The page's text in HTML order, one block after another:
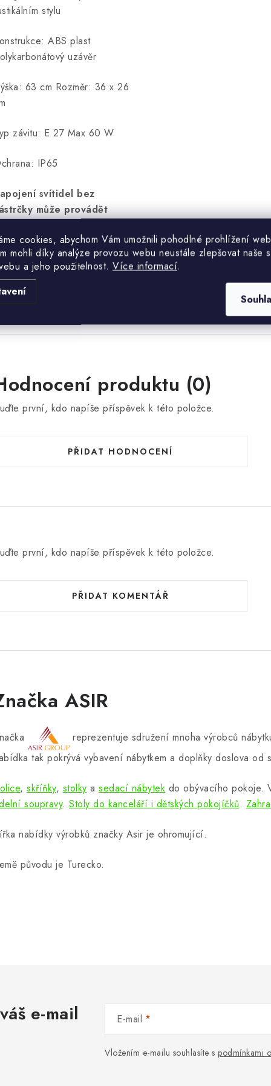
cookies, abychom Vám umožnili pohodlné prohlížení
mohli díky analýze provozu webu neustále zlepšovat naše
a jeho použitelnost. Více informací.
stylu
ABS plast
uzávěr
63 cm Rozměr: 36 x 26
závitu: E 27 Max 60 W
IP65
svítidel bez
může provádět
nejsou součástí
produktu (0)
první, kdo napíše příspěvek k této položce.
PŘIDAT HODNOCENÍ
první, kdo napíše příspěvek k této položce.
PŘIDAT KOMENTÁŘ
ASIR
reprezentuje sdružení mnoha výrobců
tak pokrývá vybavení nábytkem a doplňky doslova od
, skříňky, stolky a sedací nábytek do obývacího pokoje.
soupravy. Stoly do kanceláří i dětských pokojíčků.
nabídky výrobků značky Asir je ohromující.
původu je Turecko.
e-mail E-mail
Vložením e-mailu souhlasíte s podmínkami